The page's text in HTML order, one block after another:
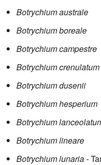
Botrychium australe
Botrychium boreale
Botrychium campestre
Botrychium crenulatum
Botrychium dusenii
Botrychium hesperium
Botrychium
Botrychium lineare
Botrychium lunaria-